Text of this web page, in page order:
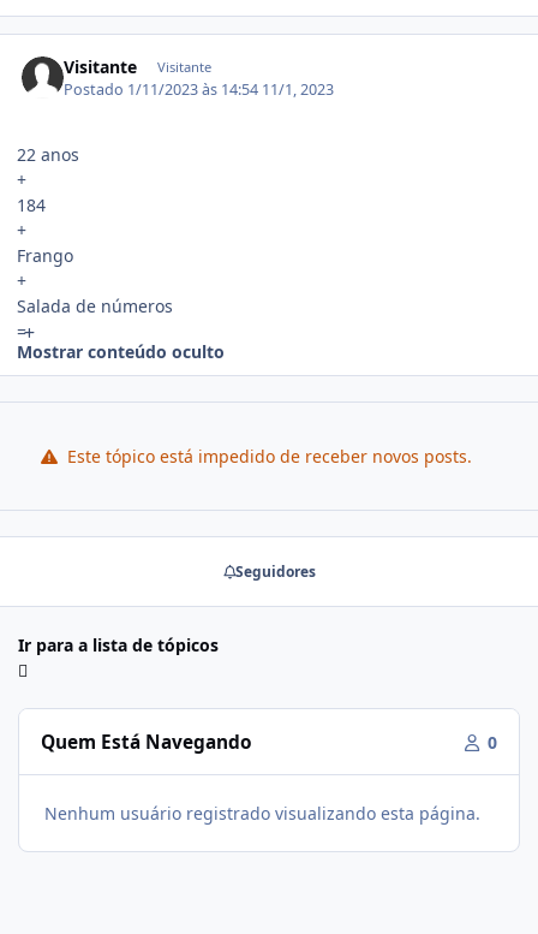
Visitante Visitante
Postado 1/11/2023 às 14:54 11/1, 2023
22 anos
+
184
+
Frango
+
Salada de números
=
Mostrar conteúdo oculto
Este tópico está impedido de receber novos posts.
Seguidores
Ir para a lista de tópicos
Quem Está Navegando 0
Nenhum usuário registrado visualizando esta página.